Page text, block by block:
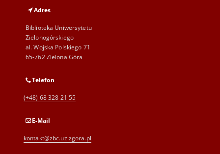
Adres
Biblioteka Uniwersytetu
Zielonogórskiego
al. Wojska Polskiego 71
65-762 Zielona Góra
Telefon
(+48) 68 328 21 55
E-Mail
kontakt@zbc.uz.zgora.pl